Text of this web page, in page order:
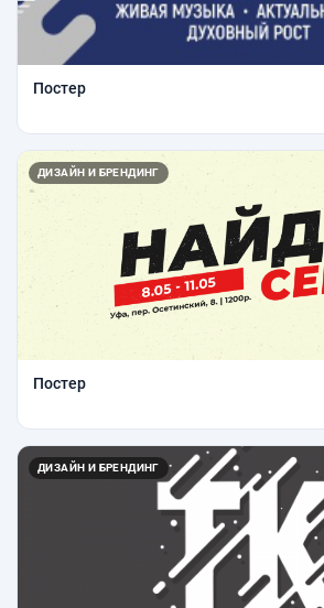
Постер
ДИЗАЙН И БРЕНДИНГ
Постер
ДИЗАЙН И БРЕНДИНГ